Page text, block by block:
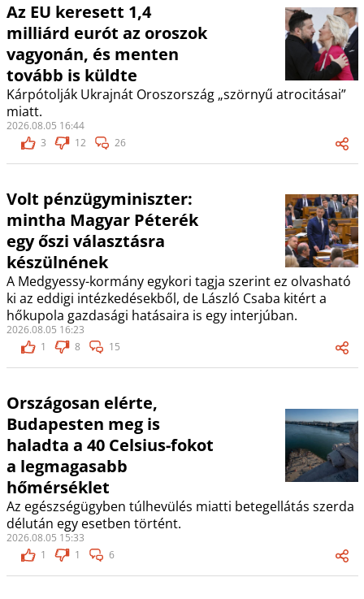
Az EU keresett 1,4
milliárd eurót az oroszok
vagyonán, és menten
tovább is küldte
Kárpótolják Ukrajnát Oroszország „szörnyű atrocitásai”
miatt.
2026.08.05 16:44
3
12 26
Volt pénzügyminiszter:
mintha Magyar Péterék
egy őszi választásra
készülnének
A Medgyessy-kormány egykori tagja szerint ez olvasható
ki az eddigi intézkedésekből, de László Csaba kitért a
hőkupola gazdasági hatásaira is egy interjúban.
2026.08.05 16:23
1
8 15
Országosan elérte,
Budapesten meg is
haladta a 40 Celsius-fokot
a legmagasabb
hőmérséklet
Az egészségügyben túlhevülés miatti betegellátás szerda
délután egy esetben történt.
2026.08.05 15:33
1
1 6